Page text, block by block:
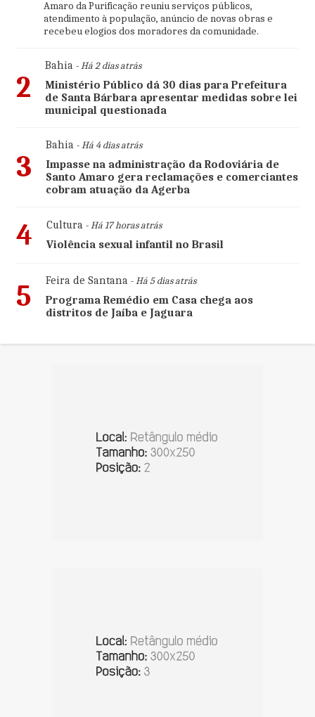
Amaro da Purificação reuniu serviços públicos,
atendimento à população, anúncio de novas obras e
recebeu elogios dos moradores da comunidade.
2
Bahia- Há 2 dias atrás
Ministério Público dá 30 dias para Prefeitura
de Santa Bárbara apresentar medidas sobre lei
municipal questionada
3
Bahia- Há 4 dias atrás
Impasse na administração da Rodoviária de
Santo Amaro gera reclamações e comerciantes
cobram atuação da Agerba
4 Cultura- Há 17 horas atrás
Violência sexual infantil no Brasil
5 Feira de Santana- Há 5 dias atrás
Programa Remédio em Casa chega aos
distritos de Jaíba e Jaguara